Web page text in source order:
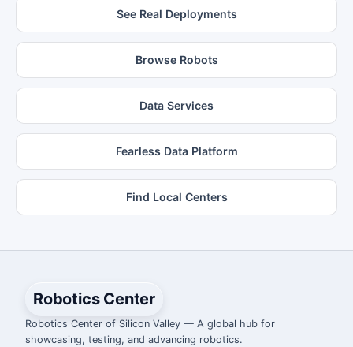
See Real Deployments
Browse Robots
Data Services
Fearless Data Platform
Find Local Centers
Robotics Center
Robotics Center of Silicon Valley — A global hub for
showcasing, testing, and advancing robotics.